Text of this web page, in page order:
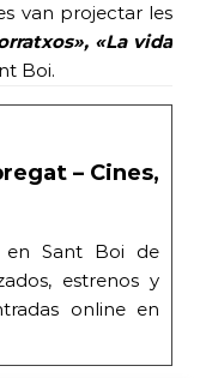
van projectar les
«La vida
Boi.
– Cines,
en Sant Boi de
estrenos y
online en